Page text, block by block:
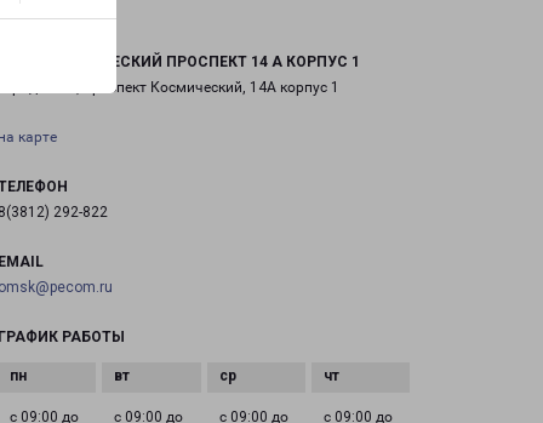
КОСМИЧЕСКИЙ ПРОСПЕКТ 14 А КОРПУС 1
Омск, проспект Космический, 14А корпус 1
карте
292-822
РАБОТЫ
с 09:00 до
с 09:00 до
с 09:00 до
с 09:00 до